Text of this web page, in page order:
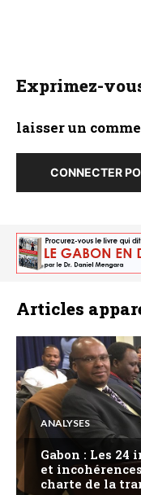
Exprimez-
laisser un
CONNECTER
Articles
ANALYSES
Gabon : Les
et
charte de la